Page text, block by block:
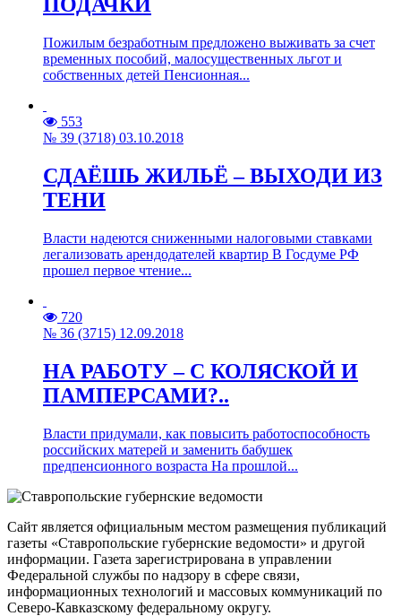
ПОДАЧКИ
Пожилым безработным предложено выживать за счет
временных пособий, малосущественных льгот и
собственных детей Пенсионная...
553
№ 39 (3718) 03.10.2018
СДАЁШЬ ЖИЛЬЁ – ВЫХОДИ ИЗ
ТЕНИ
Власти надеются сниженными налоговыми ставками
легализовать арендодателей квартир В Госдуме РФ
прошел первое чтение...
720
№ 36 (3715) 12.09.2018
НА РАБОТУ – С КОЛЯСКОЙ И
ПАМПЕРСАМИ?..
Власти придумали, как повысить работоспособность
российских матерей и заменить бабушек
предпенсионного возраста На прошлой...
Сайт является официальным местом размещения публикаций
газеты «Ставропольские губернские ведомости» и другой
информации. Газета зарегистрирована в управлении
Федеральной службы по надзору в сфере связи,
информационных технологий и массовых коммуникаций по
Северо-Кавказскому федеральному округу.